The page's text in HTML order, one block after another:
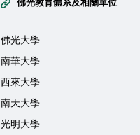
佛光教育體系及相關單位
佛光大學
南華大學
西來大學
南天大學
光明大學